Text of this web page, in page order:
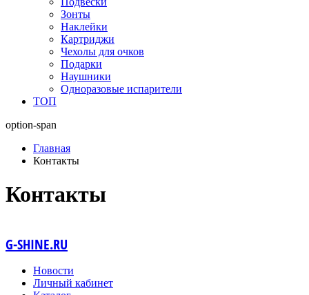
Зонты
Наклейки
Картриджи
Чехолы для очков
Подарки
Наушники
Одноразовые испарители
ТОП
option-span
Главная
Контакты
Контакты
G-SHINE.RU
Новости
Личный кабинет